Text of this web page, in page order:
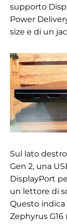
supporto
Power
size e di un
Sul lato
Gen 2, una
DisplayPort
un lettore di
Questo indica
Zephyrus